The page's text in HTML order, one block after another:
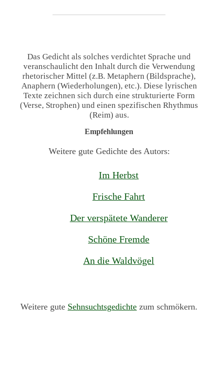
Das Gedicht als solches verdichtet Sprache und
veranschaulicht den Inhalt durch die Verwendung
rhetorischer Mittel (z.B. Metaphern (Bildsprache),
Anaphern (Wiederholungen), etc.). Diese lyrischen
Texte zeichnen sich durch eine strukturierte Form
(Verse, Strophen) und einen spezifischen Rhythmus
(Reim) aus.
Empfehlungen
Weitere gute Gedichte des Autors:
Im Herbst
Frische Fahrt
Der verspätete Wanderer
Schöne Fremde
An die Waldvögel
Weitere gute Sehnsuchtsgedichte zum schmökern.